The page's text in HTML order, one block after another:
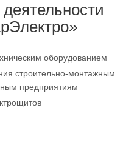
оборудованием
строительно-монтажным
предприятиям